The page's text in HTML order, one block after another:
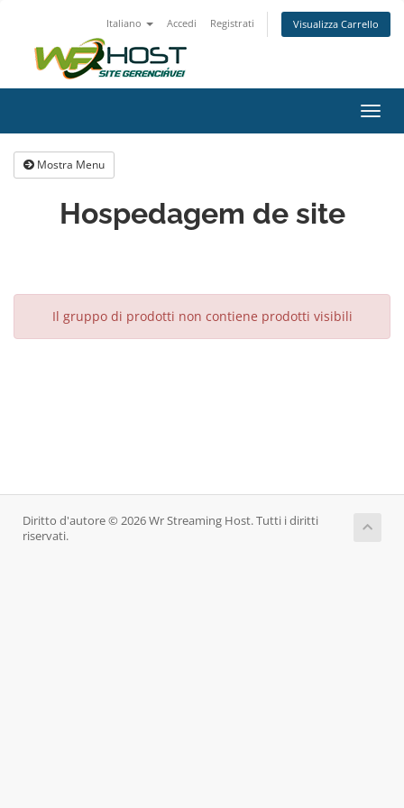
Italiano Accedi Registrati Visualizza Carrello
Attiva
Mostra Menu
Hospedagem de site
Il gruppo di prodotti non contiene prodotti visibili
Diritto d'autore © 2026 Wr Streaming Host. Tutti i diritti
riservati.